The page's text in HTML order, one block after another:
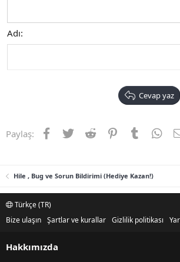
Adı
Cevap yaz
Paylaş: Facebook
TwitterReddit PinterestTumblr
Hile , Bug ve Sorun Bildirimi (Hediye Kazan!)
Türkçe (TR)
Bize ulaşın Şartlar ve kurallar Gizlilik politikası
Hakkımızda